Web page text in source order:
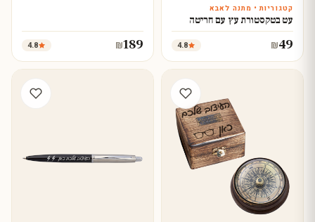
עצב עכשיו
קטגוריות • מתנה לאבא
עט בטקסטורת עץ עם חריטה
₪49
4.8
₪189
4.8